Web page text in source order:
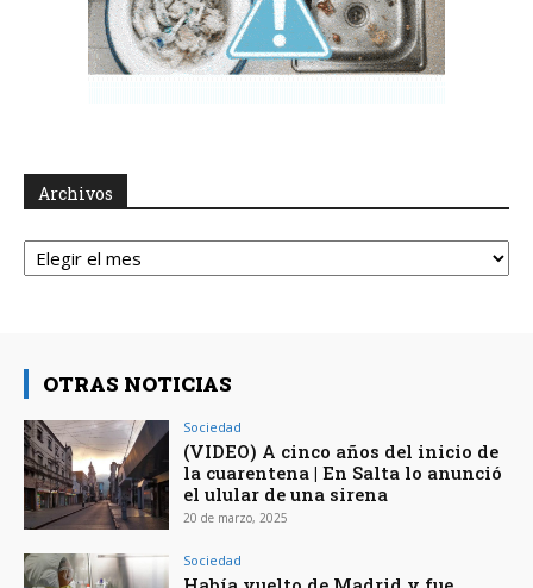
Archivos
Archivos
OTRAS NOTICIAS
Sociedad
(VIDEO) A cinco años del inicio de
la cuarentena | En Salta lo anunció
el ulular de una sirena
20 de marzo, 2025
Sociedad